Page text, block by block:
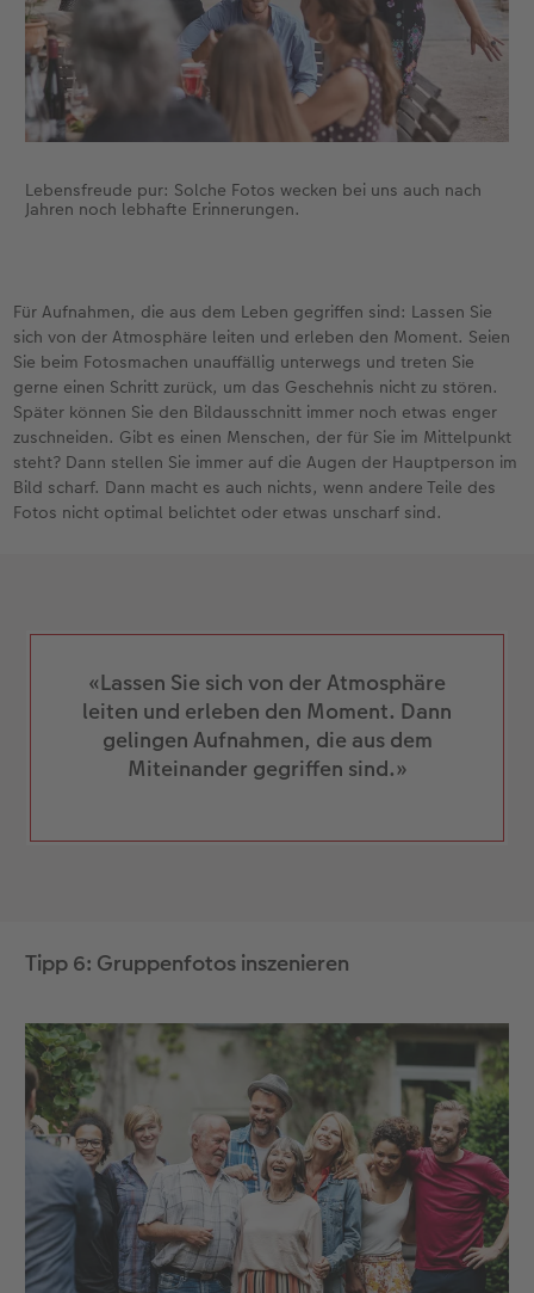
Lebensfreude pur: Solche Fotos wecken bei uns auch nach
Jahren noch lebhafte Erinnerungen.
Für Aufnahmen, die aus dem Leben gegriffen sind: Lassen Sie
sich von der Atmosphäre leiten und erleben den Moment. Seien
Sie beim Fotosmachen unauffällig unterwegs und treten Sie
gerne einen Schritt zurück, um das Geschehnis nicht zu stören.
Später können Sie den Bildausschnitt immer noch etwas enger
zuschneiden. Gibt es einen Menschen, der für Sie im Mittelpunkt
steht? Dann stellen Sie immer auf die Augen der Hauptperson im
Bild scharf. Dann macht es auch nichts, wenn andere Teile des
Fotos nicht optimal belichtet oder etwas unscharf sind.
«Lassen Sie sich von der Atmosphäre
leiten und erleben den Moment. Dann
gelingen Aufnahmen, die aus dem
Miteinander gegriffen sind.»
Tipp 6: Gruppenfotos inszenieren